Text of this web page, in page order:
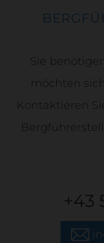
Sie
möchten
Kontaktieren
+43